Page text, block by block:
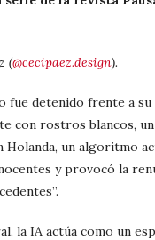
(@cecipaez.design).
fue detenido frente a
con rostros blancos,
un algoritmo
y provocó la
la IA actúa como un